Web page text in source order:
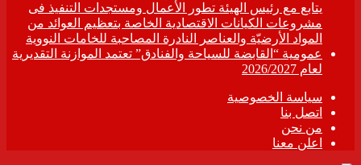
يتابع مع رئيس الهيئة تطور الأعمال ومستجدات التنفيذ فى
مشروعات الكيانات الاقتصادية الخاصة بتعظيم العوائد من
المواد الأرضيّة والعناصر النادرة المصاحبة للخامات النووية
عمومية “القابضة للسياحة والفنادق” تعتمد الموازنة التقديرية
لعام 2026/2027
سياسة الخصوصية
اتصل بنا
من نحن
اعلن معنا